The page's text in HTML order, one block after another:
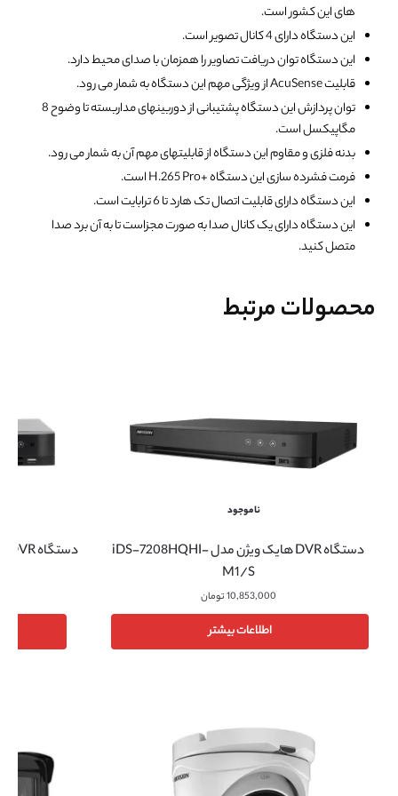
های این کشور است.
این دستگاه دارای 4 کانال تصویر است.
این دستگاه توان دریافت تصاویر را همزمان با صدای محیط دارد.
قابلیت AcuSense از ویژگی مهم این دستگاه به شمار می رود.
توان پردازش این دستگاه پشتیبانی از دوربینهای مداربسته تا وضوح 8
مگاپیکسل است.
بدنه فلزی و مقاوم این دستگاه از قابلیتهای مهم آن به شمار می رود.
فرمت فشرده سازی این دستگاه +H.265 Pro است.
این دستگاه دارای قابلیت اتصال تک هارد تا 6 ترابایت است.
این دستگاه دارای یک کانال صدا به صورت مجزاست تا به آن برد صدا
متصل کنید.
محصولات مرتبط
ناموجود
دستگاه DVR هایک ویژن مدل iDS-7208HQHI-
M1/S
10,853,000تومان
اطلاعات بیشتر
دستگاه DVR هایک ویژن مدل iDS-7216HUHI-M2/S